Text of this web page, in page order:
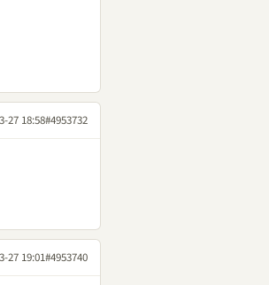
27 18:58#4953732
27 19:01#4953740